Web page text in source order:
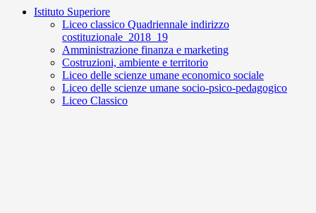
Istituto Superiore
Liceo classico Quadriennale indirizzo
costituzionale_2018_19
Amministrazione finanza e marketing
Costruzioni, ambiente e territorio
Liceo delle scienze umane economico sociale
Liceo delle scienze umane socio-psico-pedagogico
Liceo Classico